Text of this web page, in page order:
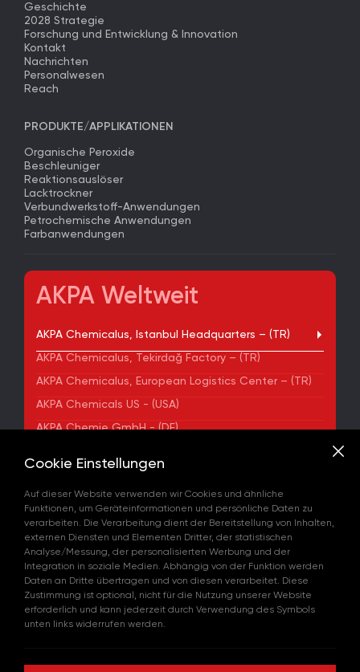
Geschichte
2028 Strategie
Forschung und Entwicklung & Innovation
Kontakt
Nachrichten
Personalwesen
Reach
PRODUKTE/APPLIKATIONEN
Organische Peroxide
Beschleuniger
Reaktionsauslöser
Lacktrockner
Verbundwerkstoff-Anwendungen
Petrochemische Anwendungen
Farbanwendungen
AKPA Weltweit
AKPA Chemicalus, Istanbul Headquarters – (TR)
AKPA Chemicalus, Tekirdağ Factory – (TR)
AKPA Chemicalus, European Logistics Center – (TR)
AKPA Chemicals US - (USA)
AKPA Chemie GmbH - (DE)
ADRESSE
Yenibosna Merkez Mahallesi Kuyumcukent Sokak
No:36/70 Townofis Kat:12 34197 Bahçelievler, İstanbul,
Türkiye
Auf der Karte Anzeigen
+90 212 580 55 59
FAX
+90 212 580 55 21
E-MAIL
info@akpakimya.com
WEBSITE
Cookie Einstellungen
Auf dieser Website verwenden wir Cookies und ähnliche
Funktionen, um Geräteinformationen und persönliche Daten zu
verarbeiten. Die Verarbeitung dient der Bereitstellung von Inhalten,
externen Diensten und Elementen Dritter, der statistischen
Analyse/Messung, der personalisierten Werbung und der
Integration in soziale Medien. Abhängig von der Funktion werden
Daten an Dritte übertragen und von diesen verarbeitet. Diese
Zustimmung ist optional, nicht für die Nutzung unserer Website
erforderlich und kann jederzeit durch Verwendung des Symbols
unten links widerrufen werden.